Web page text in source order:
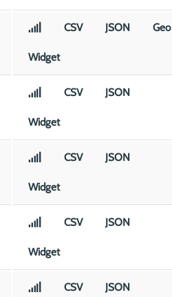
CSV JSON Geo
Widget
CSV JSON
Widget
CSV JSON
Widget
CSV JSON
Widget
CSV JSON